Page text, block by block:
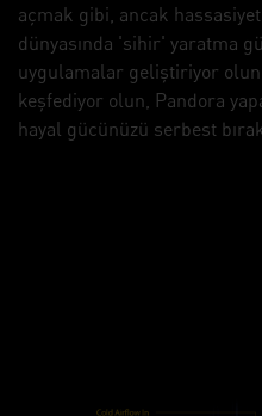
açmak gibi, ancak
dünyasında 'sihir' yaratma
uygulamalar geliştiriyor
keşfediyor olun, Pandora
hayal gücünüzü serbest